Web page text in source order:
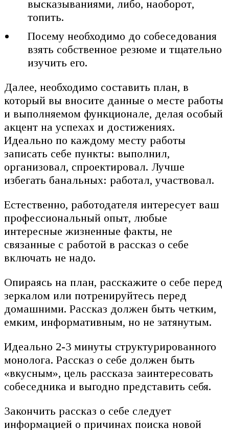
высказываниями, либо, наоборот,
топить.
Посему необходимо до собеседования
взять собственное резюме и тщательно
изучить его.
Далее, необходимо составить план, в
который вы вносите данные о месте работы
и выполняемом функционале, делая особый
акцент на успехах и достижениях.
Идеально по каждому месту работы
записать себе пункты: выполнил,
организовал, спроектировал. Лучше
избегать банальных: работал, участвовал.
Естественно, работодателя интересует ваш
профессиональный опыт, любые
интересные жизненные факты, не
связанные с работой в рассказ о себе
включать не надо.
Опираясь на план, расскажите о себе перед
зеркалом или потренируйтесь перед
домашними. Рассказ должен быть четким,
емким, информативным, но не затянутым.
Идеально 2-3 минуты структурированного
монолога. Рассказ о себе должен быть
«вкусным», цель рассказа заинтересовать
собеседника и выгодно представить себя.
Закончить рассказ о себе следует
информацией о причинах поиска новой